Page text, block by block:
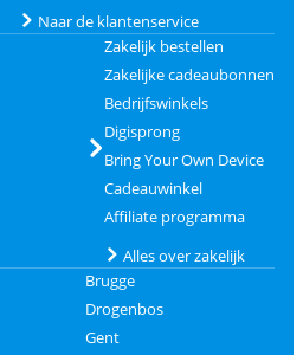
Naar de klantenservice
Zakelijk bestellen
Zakelijke cadeaubonnen
Bedrijfswinkels
Digisprong
Bring Your Own Device
Cadeauwinkel
Affiliate programma
Alles over zakelijk
Brugge
Drogenbos
Gent